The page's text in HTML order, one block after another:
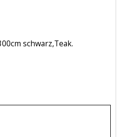
schwarz,Teak.